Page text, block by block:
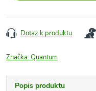
Dotaz k produktu
Značka:Quantum
Popis produktu